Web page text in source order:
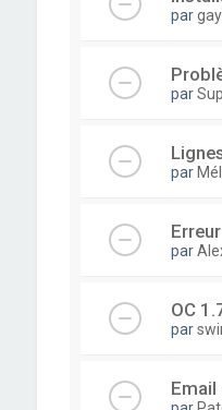
par
par
par
par
OC
par
Email